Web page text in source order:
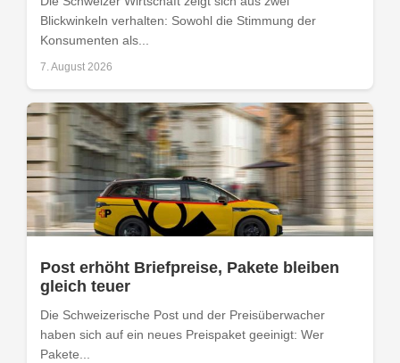
Blickwinkeln verhalten: Sowohl die Stimmung der
Konsumenten als...
7. August 2026
Post erhöht Briefpreise, Pakete bleiben
gleich teuer
Die Schweizerische Post und der Preisüberwacher
haben sich auf ein neues Preispaket geeinigt: Wer
Pakete...